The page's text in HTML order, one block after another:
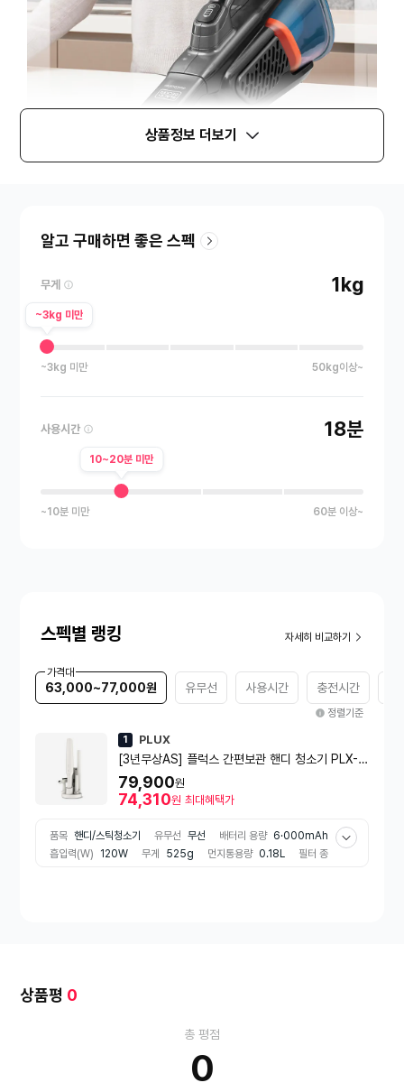
상품정보 더보기
알고 구매하면 좋은 스펙
무게 1kg
~3kg 미만
~3kg 미만 50kg이상~
사용시간 18분
10~20분 미만
~10분 미만 60분 이상~
스펙별 랭킹 자세히 비교하기
가격대
63,000~77,000원 유무선 사용시간 충전시간
정렬기준
1 PLUX
[3년무상AS] 플럭스 간편보관 핸디 청소기 PLX-V
CH16BG
79,900원
74,310원 최대혜택가
품목 핸디/스틱청소기 유무선 무선 배터리 용량 6·000mAh
흡입력(W)
120W 무게 525g 먼지통용량 0.18L
필터 종
상품평 0
총 평점
0